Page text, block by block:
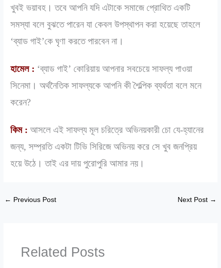
খুবই ভয়াবহ। তবে আপনি যদি এটাকে সমাজে প্রোথিত একটি
সমস্যা বলে বুঝতে পারেন যা কেবল উপস্থাপন করা হয়েছে তাহলে
‘ব্যাড গাই’কে ঘৃণা করতে পারবেন না।
হামেল : ‘ব্যাড গাই’ কোরিয়ায় আপনার সবচেয়ে সাফল্য পাওয়া
সিনেমা। অর্থনৈতিক সাফল্যকে আপনি কী শৈল্পিক ব্যর্থতা বলে মনে
করেন?
কিম : আসলে এই সাফল্য মূল চরিত্রে অভিনয়কারী চো যে-হ্যানের
জন্য, সম্প্রতি একটা টিভি সিরিজে অভিনয় করে সে খুব জনপ্রিয়
হয়ে উঠে। তাই এর দায় পুরোপুরি আমার নয়।
← Previous Post Next Post →
Related Posts